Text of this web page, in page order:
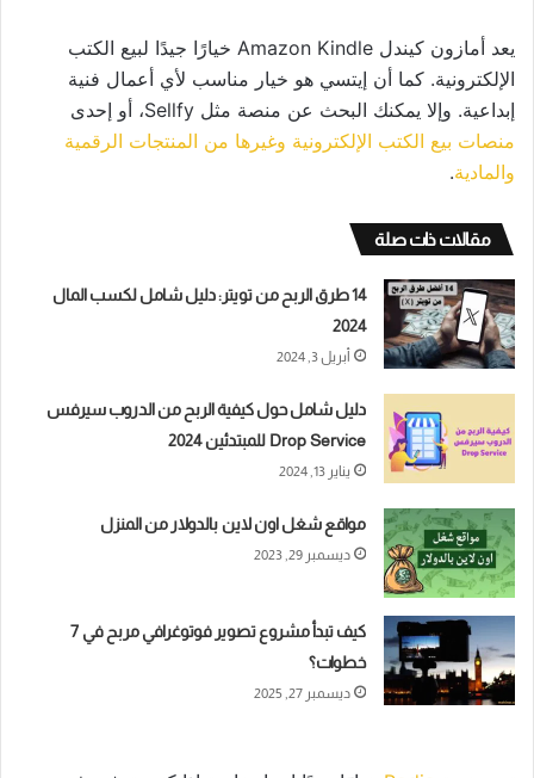
يعد أمازون كيندل Amazon Kindle خيارًا جيدًا لبيع الكتب
الإلكترونية. كما أن إيتسي هو خيار مناسب لأي أعمال فنية
إبداعية. وإلا يمكنك البحث عن منصة مثل Sellfy، أو إحدى
منصات بيع الكتب الإلكترونية وغيرها من المنتجات الرقمية
والمادية.
مقالات ذات صلة
14 طرق الربح من تويتر: دليل شامل لكسب المال
2024
أبريل 3, 2024
دليل شامل حول كيفية الربح من الدروب سيرفس
Drop Service للمبتدئين 2024
يناير 13, 2024
مواقع شغل اون لاين بالدولار من المنزل
ديسمبر 29, 2023
كيف تبدأ مشروع تصوير فوتوغرافي مربح في 7
خطوات؟
ديسمبر 27, 2025